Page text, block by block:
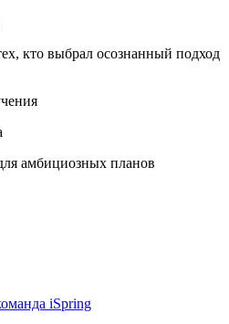
кто выбрал осознанный подход
амбициозных планов
iSpring